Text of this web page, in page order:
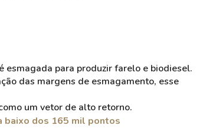
esmagada para produzir farelo e biodiesel.
das margens de esmagamento, esse
um vetor de alto retorno.
baixo dos 165 mil pontos